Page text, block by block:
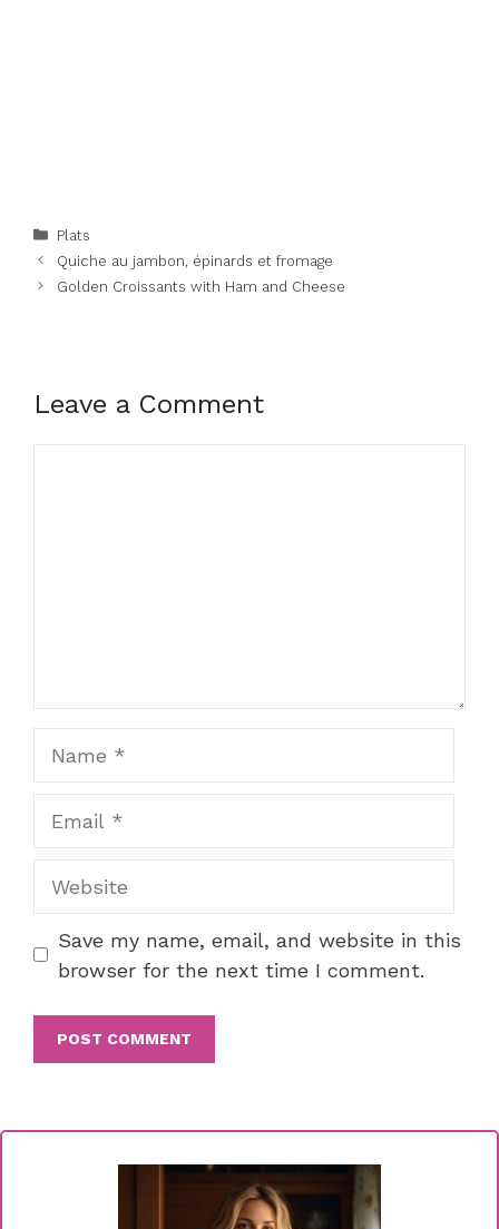
Categories
Plats
Quiche au jambon, épinards et fromage
Golden Croissants with Ham and Cheese
Leave a Comment
Save my name, email, and website in this
browser for the next time I comment.